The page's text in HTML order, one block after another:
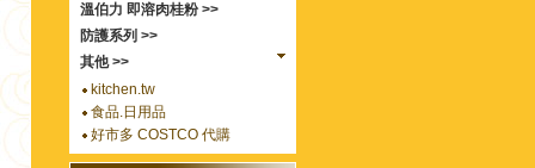
溫伯力 即溶肉桂粉 >>
防護系列 >>
其他 >>
kitchen.tw
食品.日用品
好市多 COSTCO 代購